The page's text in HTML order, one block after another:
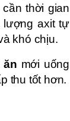
thời gian
lượng axit tự
khó chịu.
ăn mới uống
thu tốt hơn.